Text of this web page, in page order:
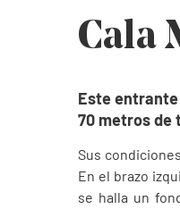
Cala
Este
70 metros de
Sus
En el brazo
se halla un